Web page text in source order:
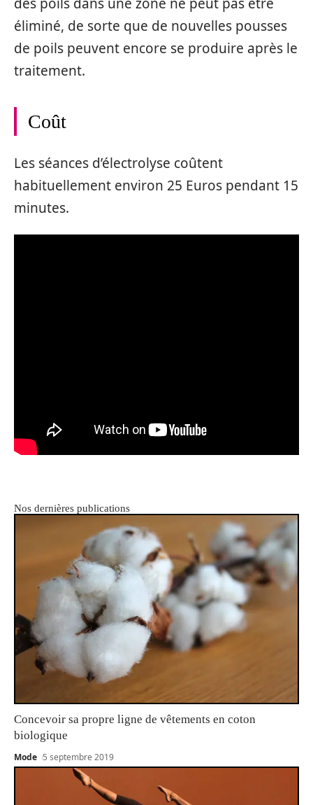
des poils dans une zone ne peut pas être
éliminé, de sorte que de nouvelles pousses
de poils peuvent encore se produire après le
traitement.
Coût
Les séances d’électrolyse coûtent
habituellement environ 25 Euros pendant 15
minutes.
Nos dernières publications
Concevoir sa propre ligne de vêtements en coton
biologique
Mode 5 septembre 2019